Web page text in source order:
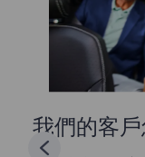
我們的客戶